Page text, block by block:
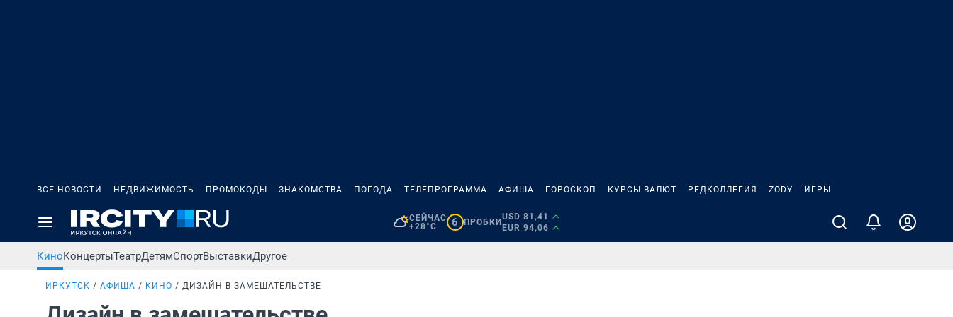
ВСЕ НОВОСТИ НЕДВИЖИМОСТЬ ПРОМОКОДЫ ЗНАКОМСТВА ПОГОДА ТЕЛЕПРОГРАММА АФИША ГОРОСКОП КУРСЫ ВАЛЮТ РЕДКОЛЛЕГИЯ ZODY ИГРЫ
СЕЙЧАС
+28°C
6 ПРОБКИ
USD 81,41
EUR 94,06
КиноКонцертыТеатрДетямСпортВыставкиДругое
ИРКУТСК АФИША КИНО ДИЗАЙН В ЗАМЕШАТЕЛЬСТВЕ